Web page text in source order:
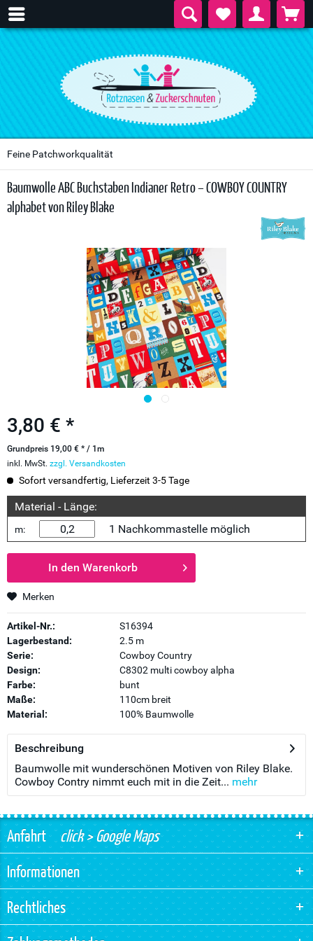
Feine Patchworkqualität
Baumwolle ABC Buchstaben Indianer Retro – COWBOY COUNTRY
alphabet von Riley Blake
3,80 € *
Grundpreis 19,00 € * / 1m
inkl. MwSt. zzgl. Versandkosten
Sofort versandfertig, Lieferzeit 3-5 Tage
Material - Länge:
m: 1 Nachkommastelle möglich
In den Warenkorb
Merken
Artikel-Nr.:
S16394
Lagerbestand:
2.5 m
Serie:
Cowboy Country
Design:
C8302 multi cowboy alpha
Farbe:
bunt
Maße:
110cm breit
Material:
100% Baumwolle
Beschreibung
Baumwolle mit wunderschönen Motiven von Riley Blake.
Cowboy Contry nimmt euch mit in die Zeit... mehr
Anfahrtclick > Google Maps
Informationen
Rechtliches